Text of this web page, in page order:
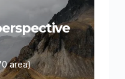
area)